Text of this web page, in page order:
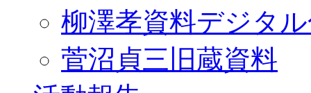
柳澤孝資料デジタ
菅沼貞三旧蔵資料